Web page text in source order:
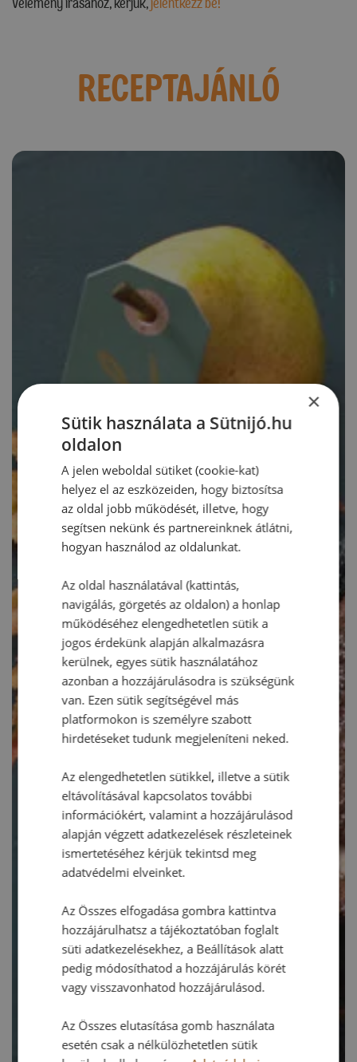
RECEPTAJÁNLÓ
×
Sütik használata a Sütnijó.hu
oldalon
A jelen weboldal sütiket (cookie-kat)
helyez el az eszközeiden, hogy biztosítsa
az oldal jobb működését, illetve, hogy
segítsen nekünk és partnereinknek átlátni,
hogyan használod az oldalunkat.
Az oldal használatával (kattintás,
navigálás, görgetés az oldalon) a honlap
működéséhez elengedhetetlen sütik a
jogos érdekünk alapján alkalmazásra
kerülnek, egyes sütik használatához
azonban a hozzájárulásodra is szükségünk
van. Ezen sütik segítségével más
platformokon is személyre szabott
hirdetéseket tudunk megjeleníteni neked.
Az elengedhetetlen sütikkel, illetve a sütik
eltávolításával kapcsolatos további
információkért, valamint a hozzájárulásod
alapján végzett adatkezelések részleteinek
ismertetéséhez kérjük tekintsd meg
adatvédelmi elveinket.
Az Összes elfogadása gombra kattintva
hozzájárulhatsz a tájékoztatóban foglalt
süti adatkezelésekhez, a Beállítások alatt
pedig módosíthatod a hozzájárulás körét
vagy visszavonhatod hozzájárulásod.
Az Összes elutasítása gomb használata
esetén csak a nélkülözhetetlen sütik